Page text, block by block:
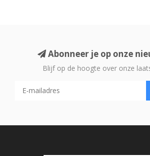
Abonneer je op onze
Blijf op de hoogte over onze